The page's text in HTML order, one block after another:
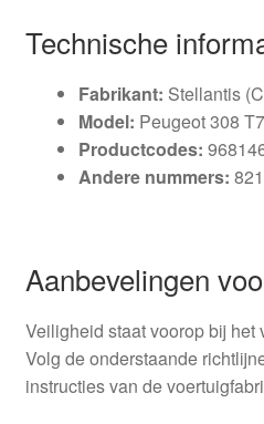
Technische
Fabrikant: Stellantis
Model: Peugeot 308 T7
Productcodes:
Andere nummers:
Aanbevelingen
Veiligheid staat voorop bij het
Volg de onderstaande
instructies van de